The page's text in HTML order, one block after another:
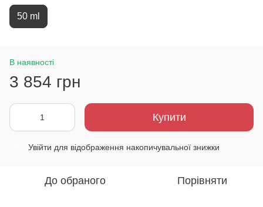
50 ml
В наявності
3 854 грн
Купити
Увійти для відображення накопичувальної знижки
До обраного Порівняти